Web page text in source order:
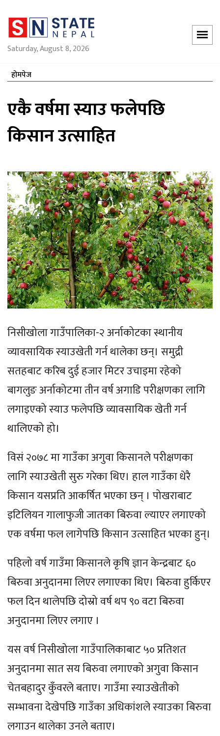
Saturday, August 8, 2026
होमपेज
एकै वर्षमा स्याउ फलेपछि
किसान उत्साहित
निसीखोला गाउँपालिका-२ अर्नाकोटका स्थानीय
व्यावसायिक स्याउखेती गर्न थालेका छन्। समुद्री
सतहबाट करिब दुई हजार मिटर उचाइमा रहेको
बागलुङ अर्नाकोटमा तीन वर्ष अगाडि परीक्षणका लागि
लगाइएको स्याउ फलेपछि व्यावसायिक खेती गर्न
थालिएको हो।
विसं २०७८ मा गाउँका अगुवा किसानले परीक्षणका
लागि स्याउखेती सुरु गरेका थिए। हाल गाउँका धेरै
किसान यसप्रति आकर्षित भएका छन् । पोखराबाट
इटिलियन गालाफुजी जातका बिरुवा ल्याएर लगाएको
एक वर्षमा फल लागेपछि किसान उत्साहित भएका हुन्।
पहिलो वर्ष गाउँमा किसानले कृषि ज्ञान केन्द्रबाट ६०
बिरुवा अनुदानमा लिएर लगाएका थिए। बिरुवा हुर्किएर
फल दिन थालेपछि दोस्रो वर्ष थप ९० वटा बिरुवा
अनुदानमा लिएर लगाए ।
यस वर्ष निसीखोला गाउँपालिकाबाट ५० प्रतिशत
अनुदानमा सात सय बिरुवा लगाएको अगुवा किसान
चेतबहादुर कुँवरले बताए। गाउँमा स्याउखेतीको
सम्भावना देखेपछि गाउँका अधिकांशले स्याउका बिरुवा
लगाउन थालेका उनले बताए।